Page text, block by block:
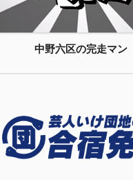
中野六区の完走マン